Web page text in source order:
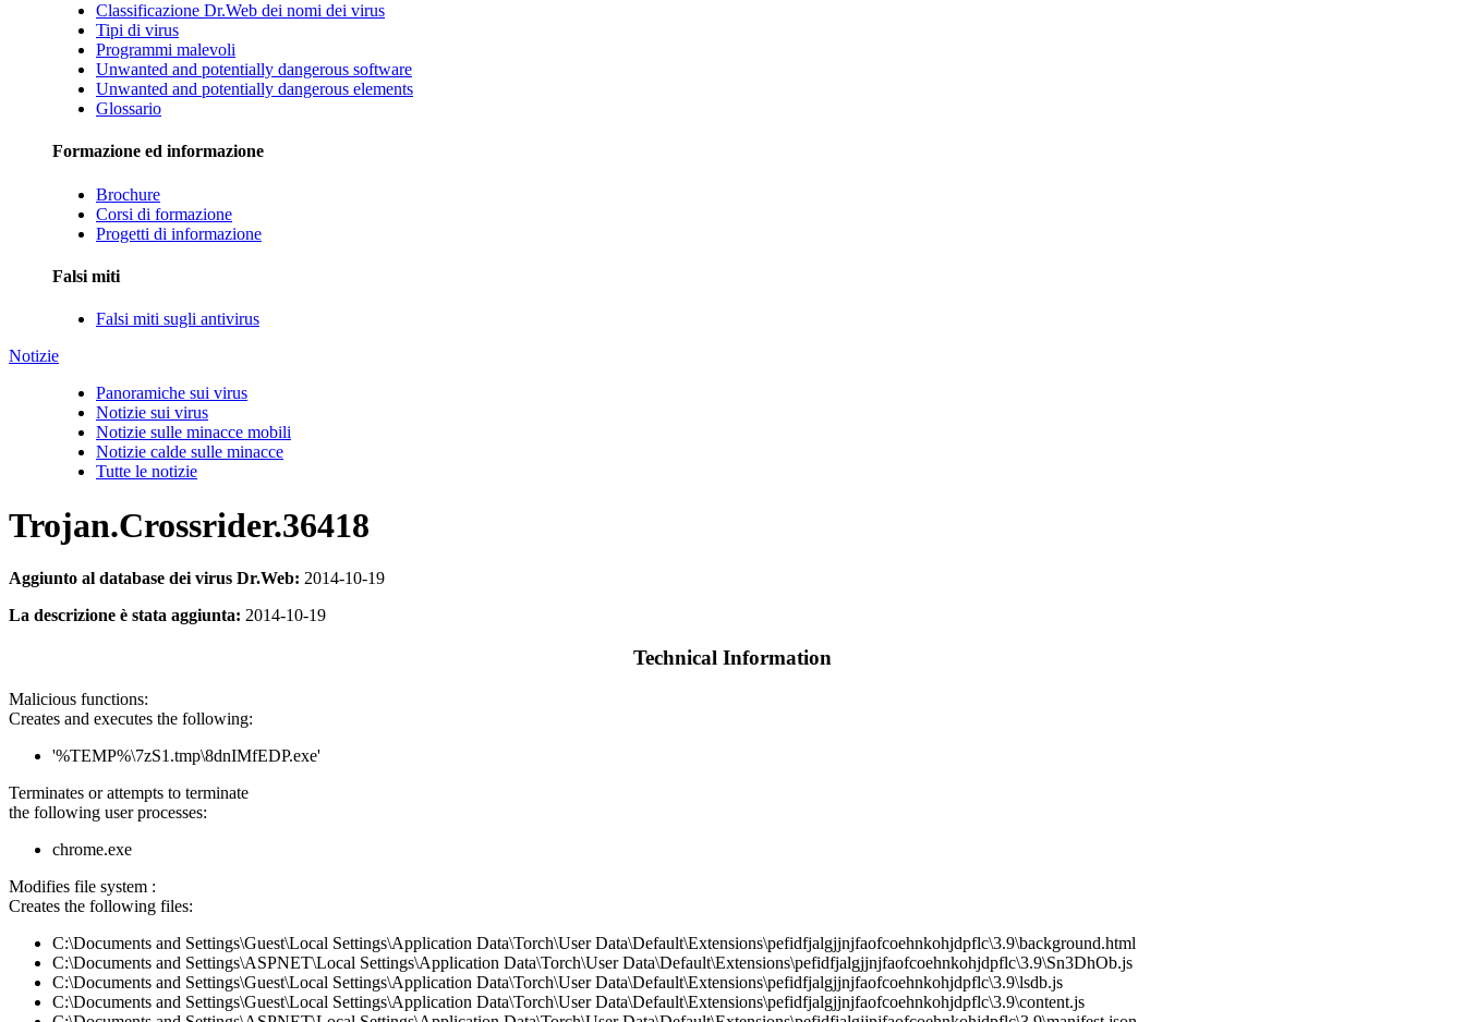
Classificazione Dr.Web dei nomi dei virus
Tipi di virus
Programmi malevoli
Unwanted and potentially dangerous software
Unwanted and potentially dangerous elements
Glossario
Formazione ed informazione
Brochure
Corsi di formazione
Progetti di informazione
Falsi miti
Falsi miti sugli antivirus
Notizie
Panoramiche sui virus
Notizie sui virus
Notizie sulle minacce mobili
Notizie calde sulle minacce
Tutte le notizie
Trojan.Crossrider.36418
Aggiunto al database dei virus Dr.Web: 2014-10-19
La descrizione è stata aggiunta: 2014-10-19
Technical Information
Malicious functions:
Creates and executes the following:
'%TEMP%\7zS1.tmp\8dnIMfEDP.exe'
Terminates or attempts to terminate
the following user processes:
chrome.exe
Modifies file system :
Creates the following files:
C:\Documents and Settings\Guest\Local Settings\Application Data\Torch\User Data\Default\Extensions\pefidfjalgjjnjfaofcoehnkohjdpflc\3.9\background.html
C:\Documents and Settings\ASPNET\Local Settings\Application Data\Torch\User Data\Default\Extensions\pefidfjalgjjnjfaofcoehnkohjdpflc\3.9\Sn3DhOb.js
C:\Documents and Settings\Guest\Local Settings\Application Data\Torch\User Data\Default\Extensions\pefidfjalgjjnjfaofcoehnkohjdpflc\3.9\lsdb.js
C:\Documents and Settings\Guest\Local Settings\Application Data\Torch\User Data\Default\Extensions\pefidfjalgjjnjfaofcoehnkohjdpflc\3.9\content.js